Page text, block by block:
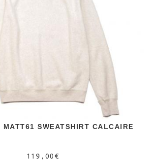
MATT61 SWEATSHIRT CALCAIRE
119,00€